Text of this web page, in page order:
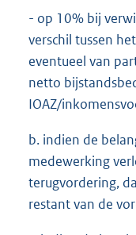
- op 10% bij
verschil tussen
eventueel van
netto
IOAZ/
b. indien de
medewerking
terugvordering,
restant van de